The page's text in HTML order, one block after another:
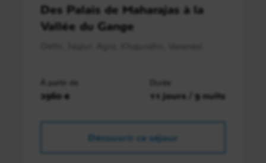
Des Palais de Maharajas à la
Vallée du Gange
À partir de
2960 €
Durée
11 jours / 9 nuits
Découvrir ce séjour